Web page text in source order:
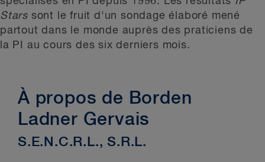
Stars sont le fruit d'un sondage élaboré mené
partout dans le monde auprès des praticiens de
la PI au cours des six derniers mois.
À propos de Borden
Ladner Gervais
S.E.N.C.R.L., S.R.L.